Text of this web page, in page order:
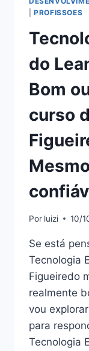
|PROFISSOES
do
Bom
curso
Por luizi 10/
Se está
Tecnologia
Figueiredo
realmente
vou
para
Tecnologia